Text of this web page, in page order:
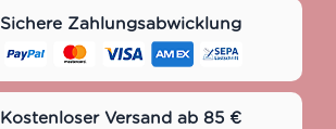
Sichere Zahlungsabwicklung
Kostenloser Versand ab 85 €